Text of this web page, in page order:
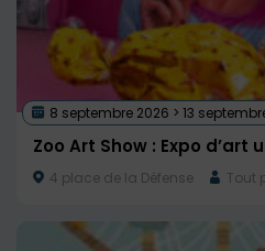
8 septembre 2026 > 13
Zoo Art Show : Expo d’art
4 place de la Défense Tout